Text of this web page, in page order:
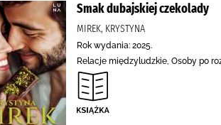
Smak dubajskiej czekolady
MIREK, KRYSTYNA
Rok wydania: 2025.
Relacje międzyludzkie, Osoby po